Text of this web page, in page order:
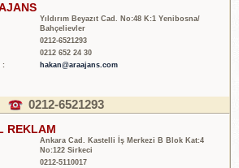
Yıldırım Beyazıt Cad. No:48 K:1 Yenibosna/
Bahçelievler
0212-6521293
0212 652 24 30
:
hakan@araajans.com
0212-6521293
REKLAM
Ankara Cad. Kastelli İş Merkezi B Blok Kat:4
No:122 Sirkeci
0212-5110017